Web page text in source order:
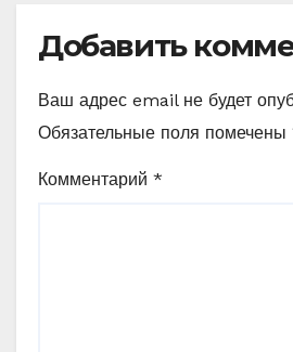
Добавить
Ваш адрес email не будет
Обязательные поля помечены
Комментарий *